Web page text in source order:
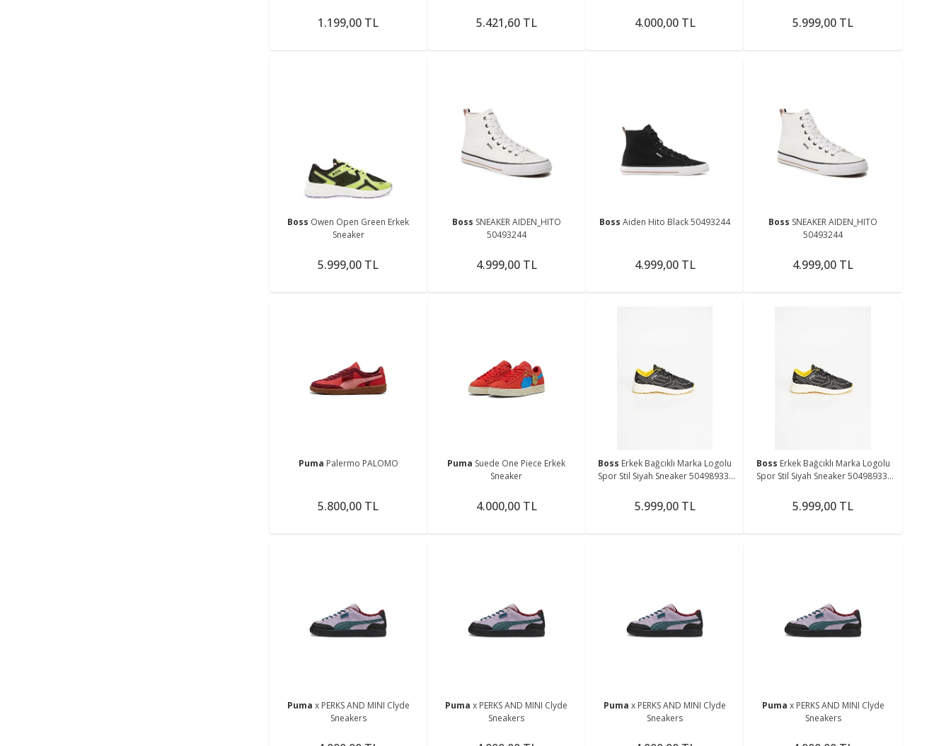
1.199,00 TL 5.421,60 TL 4.000,00 TL 5.999,00 TL
Boss Owen Open Green Erkek
Sneaker
5.999,00 TL
Boss SNEAKER AIDEN_HITO
50493244
4.999,00 TL
BossAiden Hito Black 50493244
4.999,00 TL
Boss SNEAKER AIDEN_HITO
50493244
4.999,00 TL
Puma Palermo PALOMO
5.800,00 TL
Puma Suede One Piece Erkek
Sneaker
4.000,00 TL
Boss Erkek Bağcıklı Marka Logolu
Spor Stil Siyah Sneaker 50498933-
5.999,00 TL
Boss Erkek Bağcıklı Marka Logolu
Spor Stil Siyah Sneaker 50498933-
5.999,00 TL
Puma x PERKS AND MINI Clyde
Sneakers
Pumax PERKS AND MINI Clyde
Sneakers
Pumax PERKS AND MINI Clyde
Sneakers
Puma x PERKS AND MINI Clyde
Sneakers